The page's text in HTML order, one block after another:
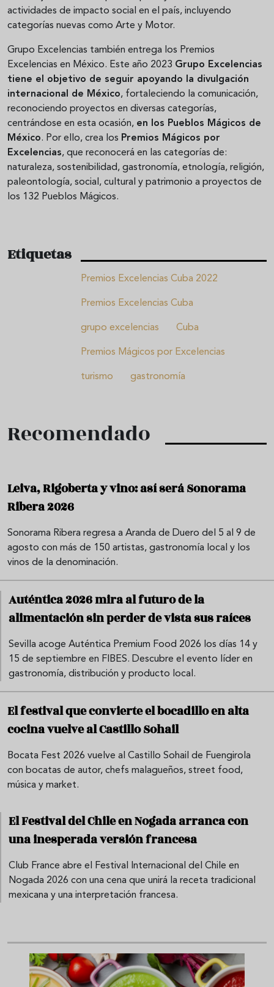
actividades de impacto social en el país, incluyendo
categorías nuevas como Arte y Motor.
Grupo Excelencias también entrega los Premios
Excelencias en México. Este año 2023 Grupo Excelencias
tiene el objetivo de seguir apoyando la divulgación
internacional de México, fortaleciendo la comunicación,
reconociendo proyectos en diversas categorías,
centrándose en esta ocasión, en los Pueblos Mágicos de
México. Por ello, crea los Premios Mágicos por
Excelencias, que reconocerá en las categorías de:
naturaleza, sostenibilidad, gastronomía, etnología, religión,
paleontología, social, cultural y patrimonio a proyectos de
los 132 Pueblos Mágicos.
Etiquetas
Premios Excelencias Cuba 2022
Premios Excelencias Cuba
grupo excelencias Cuba
Premios Mágicos por Excelencias
turismo gastronomía
Recomendado
Leiva, Rigoberta y vino: así será Sonorama
Ribera 2026
Sonorama Ribera regresa a Aranda de Duero del 5 al 9 de
agosto con más de 150 artistas, gastronomía local y los
vinos de la denominación.
Auténtica 2026 mira al futuro de la
alimentación sin perder de vista sus raíces
Sevilla acoge Auténtica Premium Food 2026 los días 14 y
15 de septiembre en FIBES. Descubre el evento líder en
gastronomía, distribución y producto local.
El festival que convierte el bocadillo en alta
cocina vuelve al Castillo Sohail
Bocata Fest 2026 vuelve al Castillo Sohail de Fuengirola
con bocatas de autor, chefs malagueños, street food,
música y market.
El Festival del Chile en Nogada arranca con
una inesperada versión francesa
Club France abre el Festival Internacional del Chile en
Nogada 2026 con una cena que unirá la receta tradicional
mexicana y una interpretación francesa.